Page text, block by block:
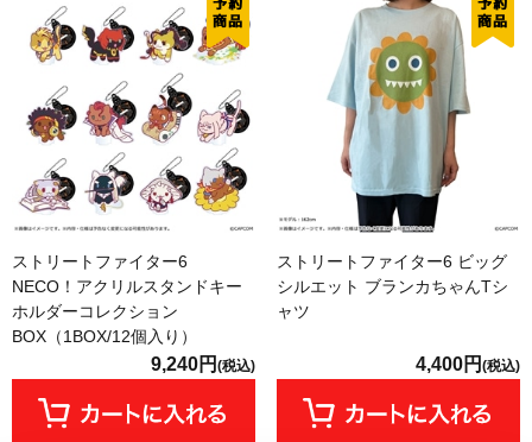
ストリートファイター6
NECO！アクリルスタンドキー
ホルダーコレクション
BOX（1BOX/12個入り）
9,240円 (税込)
ストリートファイター6 ビッグ
シルエット ブランカちゃんTシ
ャツ
4,400円 (税込)